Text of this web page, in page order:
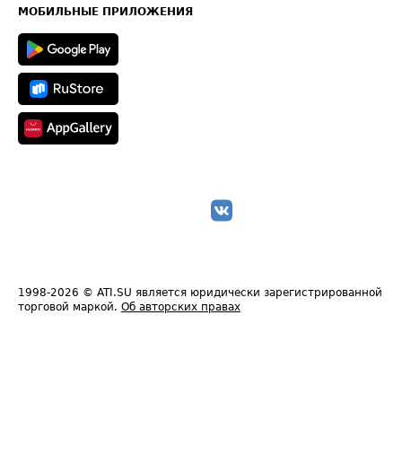
Техническая информация
МОБИЛЬНЫЕ ПРИЛОЖЕНИЯ
1998-2026 © ATI.SU является юридически зарегистрированной
торговой маркой. Об авторских правах